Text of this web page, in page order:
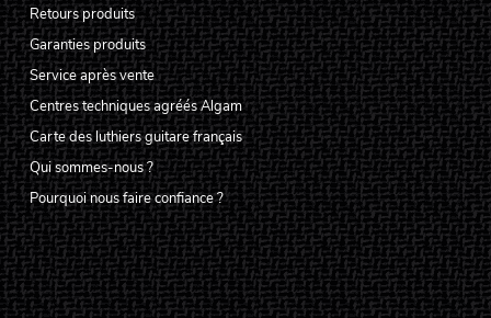
Retours produits
Garanties produits
Service après vente
Centres techniques agréés Algam
Carte des luthiers guitare français
Qui sommes-nous ?
Pourquoi nous faire confiance ?